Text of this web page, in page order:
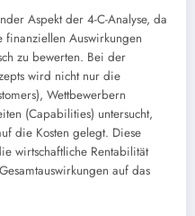
Aspekt der 4-C-Analyse, da
finanziellen Auswirkungen
zu bewerten. Bei der
wird nicht nur die
Wettbewerbern
(Capabilities) untersucht,
die Kosten gelegt. Diese
wirtschaftliche Rentabilität
auf das